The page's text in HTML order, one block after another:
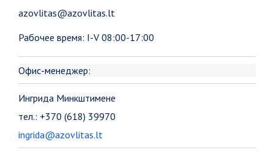
azovlitas@azovlitas.lt
Рабочее время: I-V 08:00-17:00
Oфис-менеджеp:
Ингрида Минкштимене
тел.: +370 (618) 39970
ingrida@azovlitas.lt